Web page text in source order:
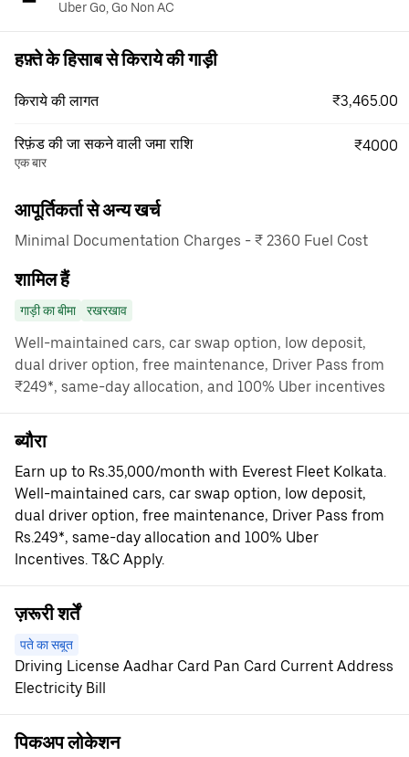
Uber Go, Go Non AC
हफ़्ते के हिसाब से किराये की गाड़ी
किराये की लागत ₹3,465.00
रिफ़ंड की जा सकने वाली जमा राशि
एक बार
₹4000
आपूर्तिकर्ता से अन्य खर्च
Minimal Documentation Charges - ₹ 2360 Fuel Cost
शामिल हैं
गाड़ी का बीमा रखरखाव
Well-maintained cars, car swap option, low deposit,
dual driver option, free maintenance, Driver Pass from
₹249*, same-day allocation, and 100% Uber incentives
ब्यौरा
Earn up to Rs.35,000/month with Everest Fleet Kolkata.
Well-maintained cars, car swap option, low deposit,
dual driver option, free maintenance, Driver Pass from
Rs.249*, same-day allocation and 100% Uber
Incentives. T&C Apply.
ज़रूरी शर्तें
पते का सबूत
Driving License Aadhar Card Pan Card Current Address
Electricity Bill
पिकअप लोकेशन